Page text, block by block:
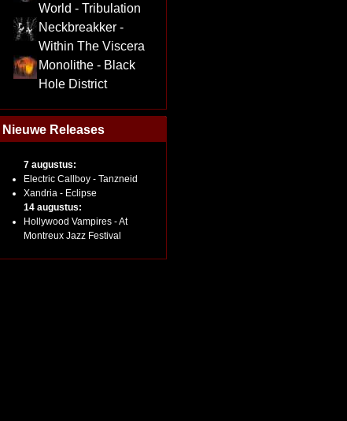
World - Tribulation
Neckbreakker -
Within The Viscera
Monolithe - Black
Hole District
Nieuwe Releases
7 augustus:
Electric Callboy - Tanzneid
Xandria - Eclipse
14 augustus:
Hollywood Vampires - At
Montreux Jazz Festival